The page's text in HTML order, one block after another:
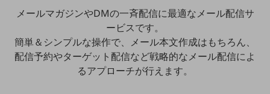
通信モジュール製品
衛星携帯電話
IOT完了済みメーカーブランド製品
メールマガジンやDMの一斉配信に最適なメール配信サ
ービスです。
簡単＆シンプルな操作で、メール本文作成はもちろん、
配信予約やターゲット配信など戦略的なメール配信によ
るアプローチが行えます。